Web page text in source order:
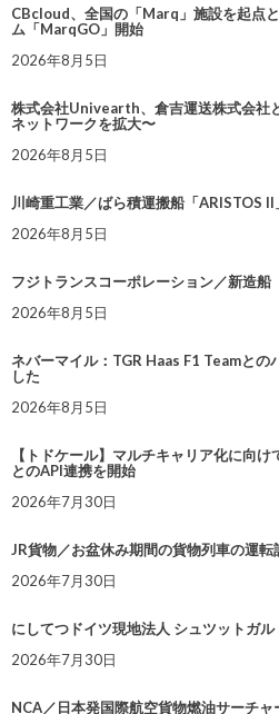
CBcloud、全国の「Marq」施設を起点
ム「MarqGO」開始
2026年8月5日
株式会社Univearth、倉吉運送株式会社
ネットワークを拡大〜
2026年8月5日
川崎重工業／ばら積運搬船「ARISTOS II
2026年8月5日
フジトランスコーポレーション／新造船
2026年8月5日
ネバーマイル：TGR Haas F1 Teamとの
した
2026年8月5日
【トドケール】マルチキャリア化に向
とのAPI連携を開始
2026年7月30日
JR貨物／お盆休み期間の貨物列車の運転
2026年7月30日
にしてつドイツ現地法人 シュツットガ
2026年7月30日
NCA／日本発国際航空貨物燃油サーチ